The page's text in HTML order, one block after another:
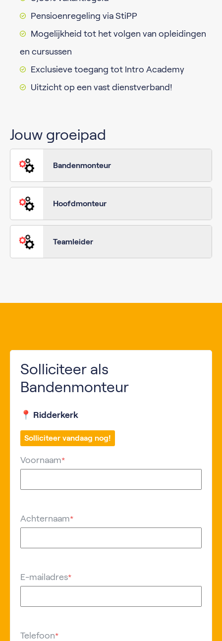
Pensioenregeling via StiPP
Mogelijkheid tot het volgen van opleidingen
en cursussen
Exclusieve toegang tot Intro Academy
Uitzicht op een vast dienstverband!
Jouw groeipad
Bandenmonteur
Hoofdmonteur
Teamleider
Solliciteer als
Bandenmonteur
📍 Ridderkerk
Solliciteer vandaag nog!
Voornaam*
Achternaam*
E-mailadres*
Telefoon*